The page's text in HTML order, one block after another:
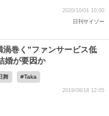
2020/10/01 10:00
日刊サイゾー
巻く”ファンサービス低
婚が要因か
舞 Taka
2019/08/18 12:05